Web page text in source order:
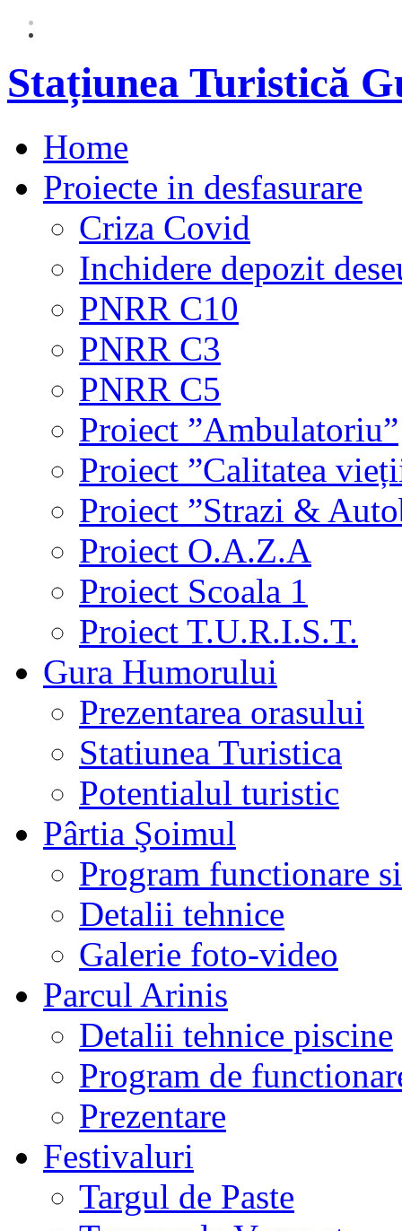
Stațiunea Turistică
Home
Proiecte in desfasurare
Criza Covid
Inchidere depozit
PNRR C10
PNRR C3
PNRR C5
Proiect ”Ambulatoriu”
Proiect ”Calitatea
Proiect ”Strazi &
Proiect O.A.Z.A
Proiect Scoala 1
Proiect T.U.R.I.S.T.
Gura Humorului
Prezentarea orasului
Statiunea Turistica
Potentialul turistic
Pârtia Şoimul
Program functionare
Detalii tehnice
Galerie foto-video
Parcul Arinis
Detalii tehnice piscine
Program de
Prezentare
Festivaluri
Targul de Paste